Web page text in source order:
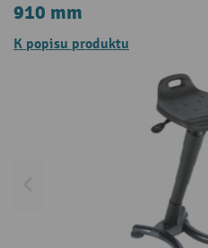
910 mm
K popisu produktu